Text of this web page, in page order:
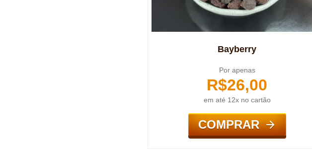
Bayberry
Por apenas
R$26,00
em até 12x no cartão
COMPRAR